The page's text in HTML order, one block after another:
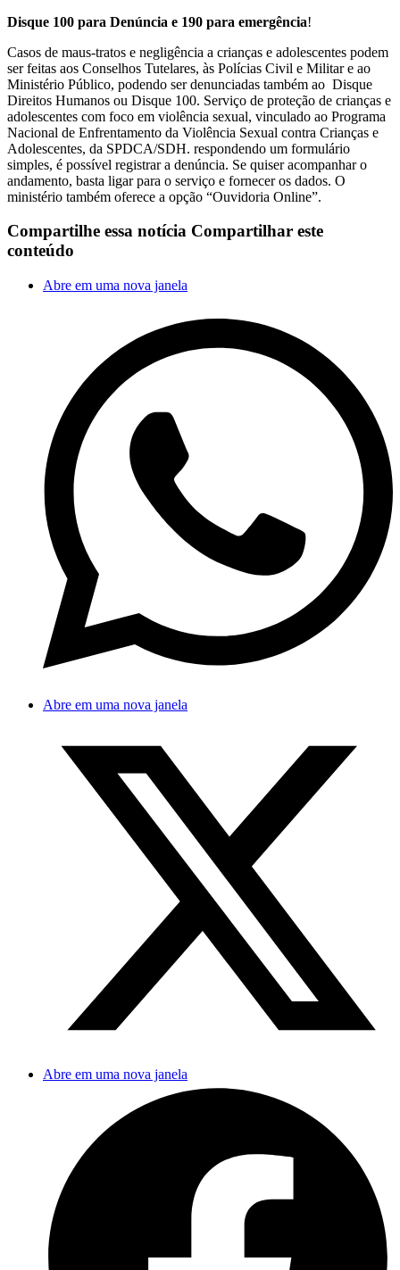
Disque 100 para Denúncia e 190 para emergência!
Casos de maus-tratos e negligência a crianças e adolescentes podem
ser feitas aos Conselhos Tutelares, às Polícias Civil e Militar e ao
Ministério Público, podendo ser denunciadas também ao Disque
Direitos Humanos ou Disque 100. Serviço de proteção de crianças e
adolescentes com foco em violência sexual, vinculado ao Programa
Nacional de Enfrentamento da Violência Sexual contra Crianças e
Adolescentes, da SPDCA/SDH. respondendo um formulário
simples, é possível registrar a denúncia. Se quiser acompanhar o
andamento, basta ligar para o serviço e fornecer os dados. O
ministério também oferece a opção “Ouvidoria Online”.
Compartilhe essa notícia Compartilhar este
conteúdo
Abre em uma nova janela
Abre em uma nova janela
Abre em uma nova janela